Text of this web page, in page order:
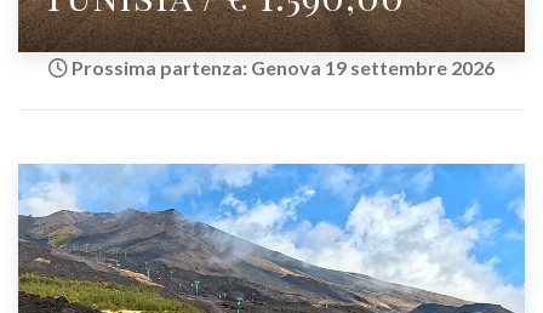
Prossima partenza: Genova 19 settembre 2026